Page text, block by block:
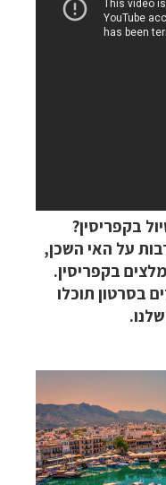
בקפריסין?
על האי השכן,
בסרטון תוכלו
לרשימת היעדים »
לכל מסלולי ההפלגות »